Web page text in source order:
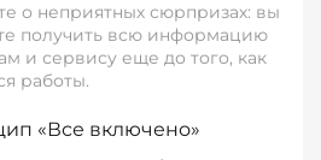
о неприятных сюрпризах: вы
получить всю информацию
и сервису еще до того, как
работы.
«Все включено»